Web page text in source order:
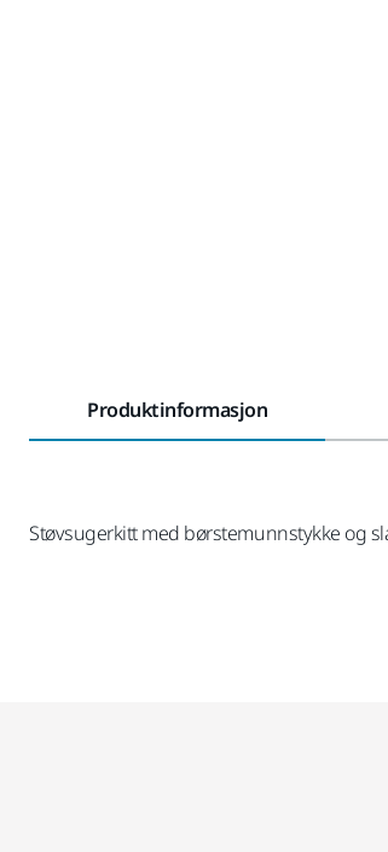
Produktinformasjon
Støvsugerkitt med børstemunnstykke og